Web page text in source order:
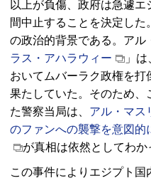
以上が負傷、政府は急遽
間中止することを決定し
の政治的背景である。アル
ラス・アハラウィー
」
おいてムバーラク政権を
果たしていた。そのため、
た警察当局は、 アル・マス
のファンへの襲撃を意図的
が真相は依然としてわか
この事件によりエジプト